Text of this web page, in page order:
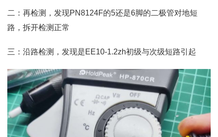
二：再检测，发现PN8124F的5还是6脚的二极管对地短
路，拆开检测正常
三：沿路检测，发现是EE10-1.2zh初级与次级短路引起